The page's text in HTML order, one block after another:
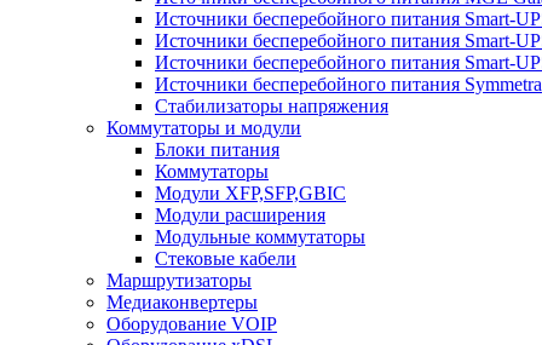
Источники бесперебойного питания Smart-
Источники бесперебойного питания Smart-
Источники бесперебойного питания Smart-
Источники бесперебойного питания Symmetra
Стабилизаторы напряжения
Коммутаторы и модули
Блоки питания
Коммутаторы
Модули XFP,SFP,GBIC
Модули расширения
Модульные коммутаторы
Стековые кабели
Маршрутизаторы
Медиаконвертеры
Оборудование VOIP